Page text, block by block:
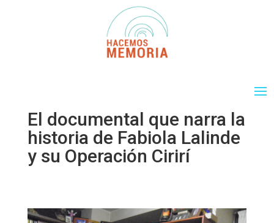
El documental que narra la
historia de Fabiola Lalinde
y su Operación Cirirí